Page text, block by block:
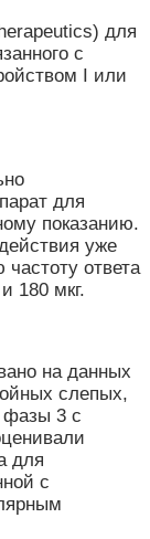
для
с
I или
для
показанию.
уже
ответа
180 мкг.
на данных
слепых,
фазы 3 с
для
с